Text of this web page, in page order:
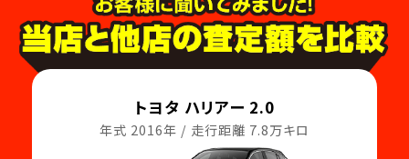
トヨタ ハリアー 2.0
年式 2016年 / 走行距離 7.8万キロ